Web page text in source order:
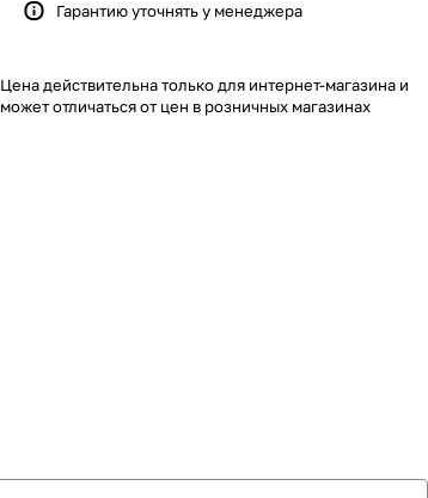
Гарантию уточнять у менеджера
Цена действительна только для интернет-магазина и
может отличаться от цен в розничных магазинах